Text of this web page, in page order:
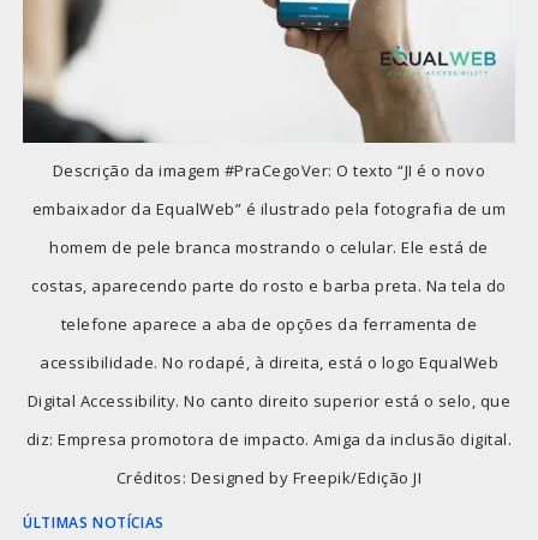
Descrição da imagem #PraCegoVer: O texto “JI é o novo
embaixador da EqualWeb” é ilustrado pela fotografia de um
homem de pele branca mostrando o celular. Ele está de
costas, aparecendo parte do rosto e barba preta. Na tela do
telefone aparece a aba de opções da ferramenta de
acessibilidade. No rodapé, à direita, está o logo EqualWeb
Digital Accessibility. No canto direito superior está o selo, que
diz: Empresa promotora de impacto. Amiga da inclusão digital.
Créditos: Designed by Freepik/Edição JI
ÚLTIMAS NOTÍCIAS